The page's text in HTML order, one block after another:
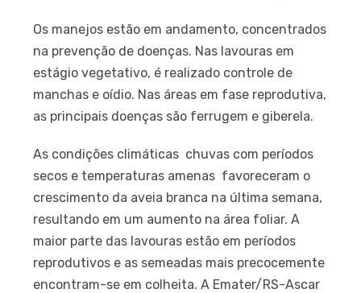
Os manejos estão em andamento, concentrados
na prevenção de doenças. Nas lavouras em
estágio vegetativo, é realizado controle de
manchas e oídio. Nas áreas em fase reprodutiva,
as principais doenças são ferrugem e giberela.
As condições climáticas  chuvas com períodos
secos e temperaturas amenas  favoreceram o
crescimento da aveia branca na última semana,
resultando em um aumento na área foliar. A
maior parte das lavouras estão em períodos
reprodutivos e as semeadas mais precocemente
encontram-se em colheita. A Emater/RS-Ascar